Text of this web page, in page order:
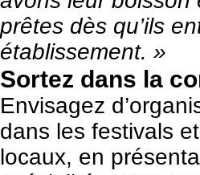
prêtes dès qu’ils
établissement. »
Sortez dans la
Envisagez
dans les festivals
locaux, en